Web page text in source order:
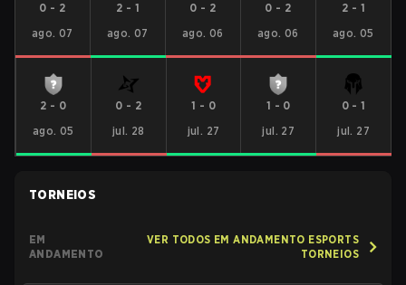
0 - 2
ago. 07
2 - 1
ago. 07
0 - 2
ago. 06
0 - 2
ago. 06
2 - 1
ago. 05
2 - 0
ago. 05
0 - 2
jul. 28
1 - 0
jul. 27
1 - 0
jul. 27
0-1
jul. 27
TORNEIOS
EM
ANDAMENTO
VER TODOS EM ANDAMENTO ESPORTS
TORNEIOS